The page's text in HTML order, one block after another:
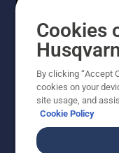
Otros sitios de
Cookies
By clicking “Accept
cookies on your
site usage, and
Cookie Policy